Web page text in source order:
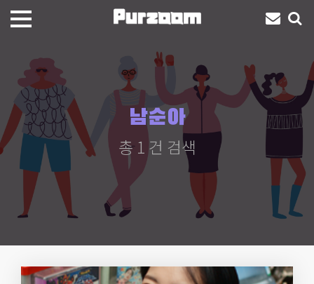
남순아
총 1 건 검색